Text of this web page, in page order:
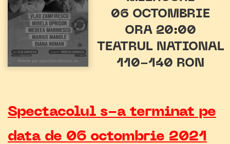
06 OCTOMBRIE
ORA 20:00
TEATRUL NATIONAL
110-140 RON
Spectacolul s-a terminat pe
data de 06 octombrie 2021